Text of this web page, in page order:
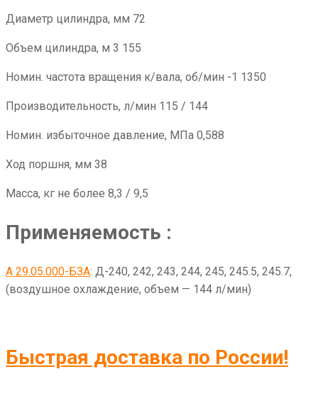
Диаметр цилиндра, мм 72
Объем цилиндра, м 3 155
Номин. частота вращения к/вала, об/мин -1 1350
Производительность, л/мин 115 / 144
Номин. избыточное давление, МПа 0,588
Ход поршня, мм 38
Масса, кг не более 8,3 / 9,5
Применяемость :
А 29.05.000-БЗА: Д-240, 242, 243, 244, 245, 245.5, 245.7,
(воздушное охлаждение, объем — 144 л/мин)
Быстрая доставка по России!